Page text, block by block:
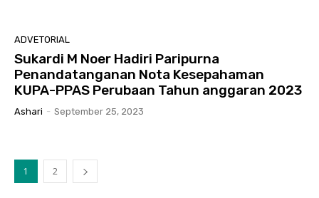
ADVETORIAL
Sukardi M Noer Hadiri Paripurna
Penandatanganan Nota Kesepahaman
KUPA-PPAS Perubaan Tahun anggaran 2023
Ashari - September 25, 2023
1 2